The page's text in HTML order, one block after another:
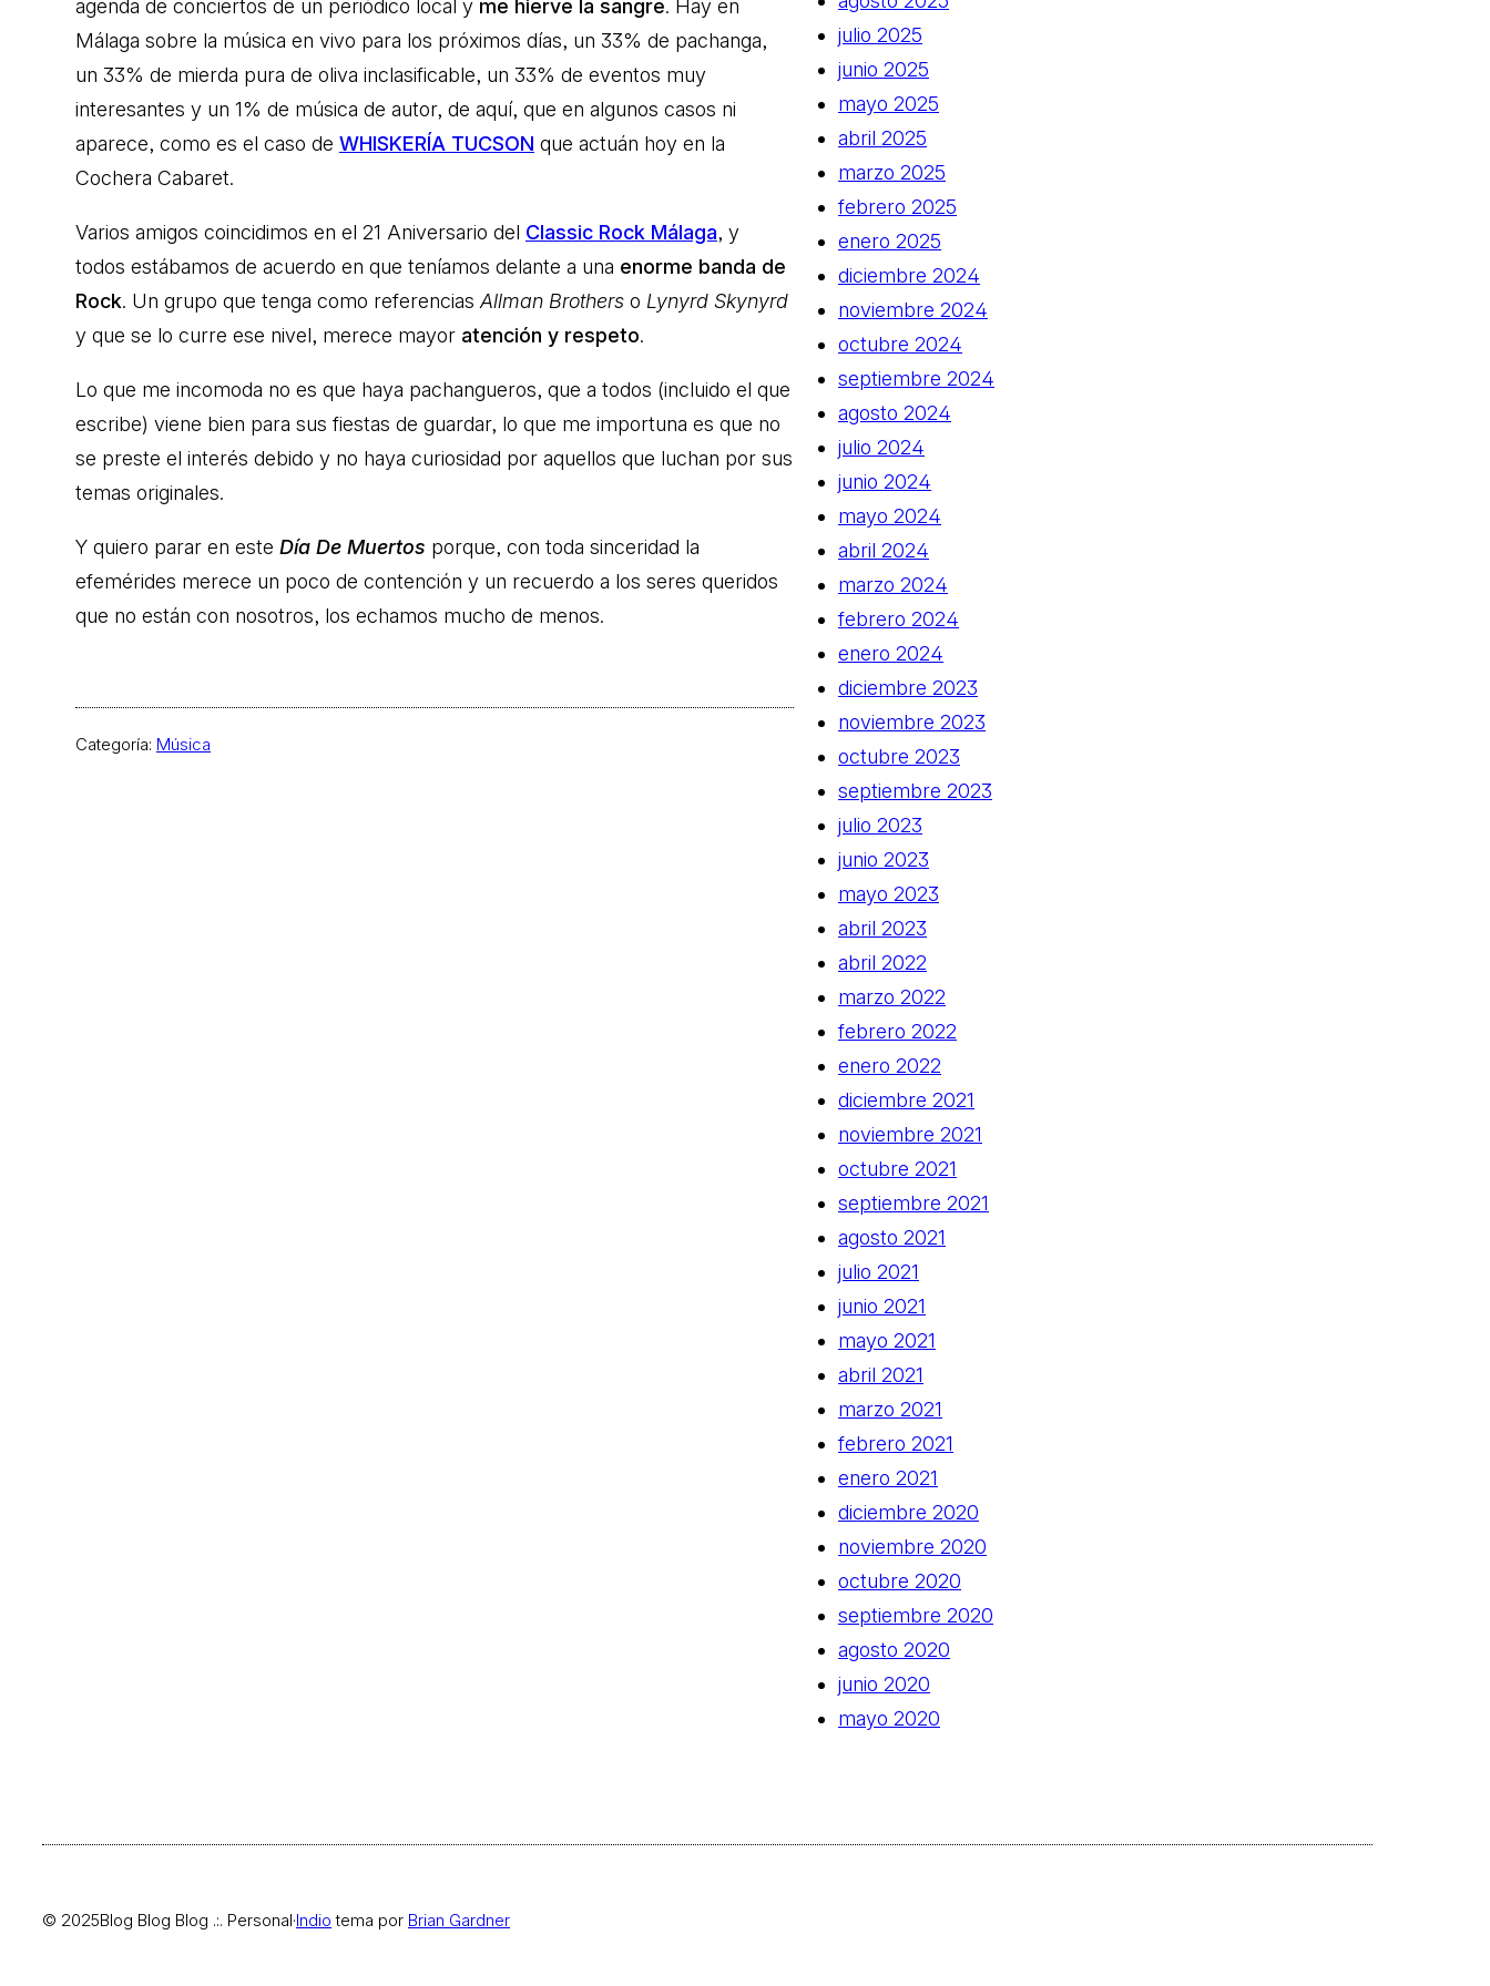
agenda de conciertos de un periódico local y me hierve la sangre. Hay en
Málaga sobre la música en vivo para los próximos días, un 33% de pachanga,
un 33% de mierda pura de oliva inclasificable, un 33% de eventos muy
interesantes y un 1% de música de autor, de aquí, que en algunos casos ni
aparece, como es el caso de WHISKERÍA TUCSON que actuán hoy en la
Cochera Cabaret.
Varios amigos coincidimos en el 21 Aniversario del Classic Rock Málaga, y
todos estábamos de acuerdo en que teníamos delante a una enorme banda de
Rock. Un grupo que tenga como referencias Allman Brothers o Lynyrd Skynyrd
y que se lo curre ese nivel, merece mayor atención y respeto.
Lo que me incomoda no es que haya pachangueros, que a todos (incluido el que
escribe) viene bien para sus fiestas de guardar, lo que me importuna es que no
se preste el interés debido y no haya curiosidad por aquellos que luchan por sus
temas originales.
Y quiero parar en este Día De Muertos porque, con toda sinceridad la
efemérides merece un poco de contención y un recuerdo a los seres queridos
que no están con nosotros, los echamos mucho de menos.
Categoría: Música
julio 2025
junio 2025
mayo 2025
abril 2025
marzo 2025
febrero 2025
enero 2025
diciembre 2024
noviembre 2024
octubre 2024
septiembre 2024
agosto 2024
julio 2024
junio 2024
mayo 2024
abril 2024
marzo 2024
febrero 2024
enero 2024
diciembre 2023
noviembre 2023
octubre 2023
septiembre 2023
julio 2023
junio 2023
mayo 2023
abril 2023
abril 2022
marzo 2022
febrero 2022
enero 2022
diciembre 2021
noviembre 2021
octubre 2021
septiembre 2021
agosto 2021
julio 2021
junio 2021
mayo 2021
abril 2021
marzo 2021
febrero 2021
enero 2021
diciembre 2020
noviembre 2020
octubre 2020
septiembre 2020
agosto 2020
junio 2020
mayo 2020
© 2025Blog Blog Blog .:. Personal·Indio tema por Brian Gardner